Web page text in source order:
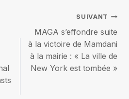
SUIVANT
MAGA s’effondre suite
à la victoire de Mamdani
à la mairie : « La ville de
New York est tombée »